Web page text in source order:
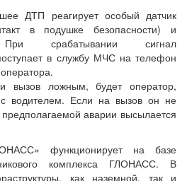
ДТП реагирует особый датчик
в подушке безопасности) и
При срабатывании сигнал
в службу МЧС на телефон
вызов ложным, будет оператор,
с водителем. Если на вызов он не
аварии высылается
функционирует на базе
комплекса ГЛОНАСС. В
как наземной, так и